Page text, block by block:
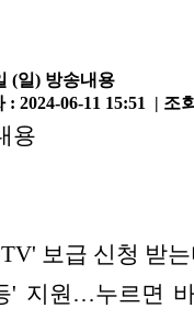
(일) 방송내용
: 2024-06-11 15:51 | 조
용
보급 신청 받
' 지원…누르면